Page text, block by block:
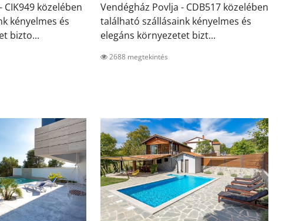
CIK949 közelében
kényelmes és
bizto...
Vendégház Povlja - CDB517 közelében
található szállásaink kényelmes és
elegáns környezetet bizt...
2688 megtekintés